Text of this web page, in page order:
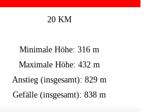
20 KM
Minimale Höhe: 316 m
Maximale Höhe: 432 m
Anstieg (insgesamt): 829 m
Gefälle (insgesamt): 838 m